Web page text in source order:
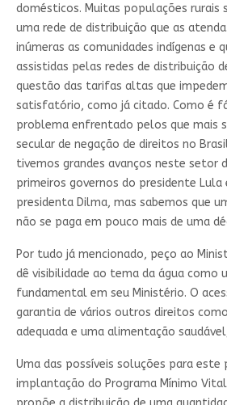
domésticos. Muitas populações rurais
uma rede de distribuição que as
inúmeras as comunidades indígenas e
assistidas pelas redes de distribuição
questão das tarifas altas que
satisfatório, como já citado. Como é
problema enfrentado pelos que mais
secular de negação de direitos no
tivemos grandes avanços neste setor
primeiros governos do presidente Lula
presidenta Dilma, mas sabemos que
não se paga em pouco mais de uma
Por tudo já mencionado, peço ao
dê visibilidade ao tema da água como
fundamental em seu Ministério. O
garantia de vários outros direitos
adequada e uma alimentação
Uma das possíveis soluções para este
implantação do Programa Mínimo